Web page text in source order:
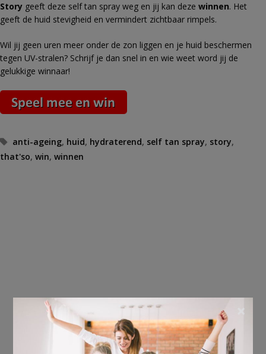
Story geeft deze self tan spray weg en jij kan deze winnen. Het
geeft de huid stevigheid en vermindert zichtbaar rimpels.
Wil jij geen uren meer onder de zon liggen en je huid beschermen
tegen UV-stralen? Schrijf je dan snel in en wie weet word jij de
gelukkige winnaar!
Tags
anti-ageing, huid, hydraterend, self tan spray, story,
that'so, win, winnen